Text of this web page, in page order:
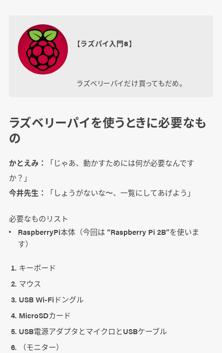
【ラズパイ入門8】
ラズベリーパイだけ買ってもだめ。
ラズベリーパイを使うときに必要なも
の
かとえみ：
「じゃあ、動かすためには何が必要なんです
か？」
今井先生：
「しょうがないな〜、一覧にしてあげよう」
必要なものリスト
RaspberryPi本体（今回は “Raspberry Pi 2B”を使いま
す）
キーボード
マウス
USB Wi-Fiドングル
MicroSDカード
USB電源アダプタとマイクロとUSBケーブル
（モニター）